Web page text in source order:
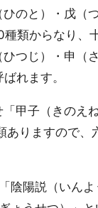
のと）・戊（
類からなり、
つじ）・申（
れます。
甲子（きのえ
りますので
陽説（いんよ